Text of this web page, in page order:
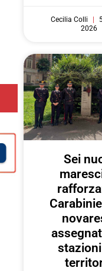
Cecilia Colli
2026
Sei
stazioni